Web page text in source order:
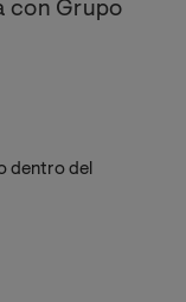
con Grupo
dentro del